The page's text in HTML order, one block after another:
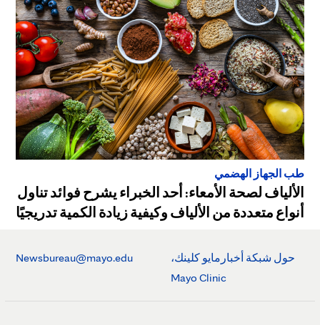
طب الجهاز الهضمي
الألياف لصحة الأمعاء: أحد الخبراء يشرح فوائد تناول
أنواع متعددة من الألياف وكيفية زيادة الكمية تدريجيًا
حول شبكة أخبارمايو كلينك،
Mayo Clinic
Newsbureau@mayo.edu